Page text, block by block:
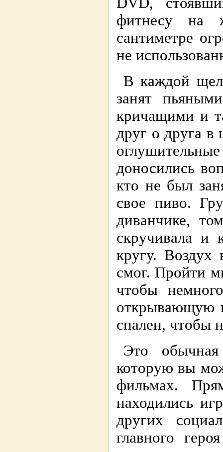
фитнесу на
сантиметре
не
В каждой
занят
кричащими и
друг о друга в
доносились
кто не был
свое пиво.
диванчике,
скручивала и
кругу. Воздух
смог. Пройти
чтобы
открывающую
спален, чтобы
Это обычная
которую вы
фильмах.
находились
других
главного